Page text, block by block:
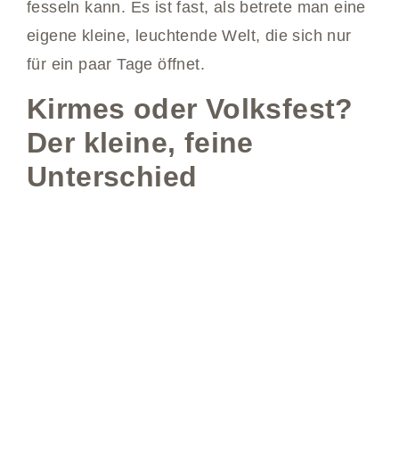
fesseln kann. Es ist fast, als betrete man eine
eigene kleine, leuchtende Welt, die sich nur
für ein paar Tage öffnet.
Kirmes oder Volksfest?
Der kleine, feine
Unterschied